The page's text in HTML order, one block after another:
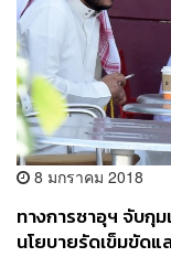
8 มกราคม 2018
ทางการซาอุฯ จับกุม
นโยบายรัดเข็มขัดแ